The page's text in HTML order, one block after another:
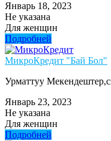
Январь 18, 2023
Не указана
Для женщин
Подробней
МикроКредит "Бай Бол"
Урматтуу
Январь 23, 2023
Не указана
Для женщин
Подробней